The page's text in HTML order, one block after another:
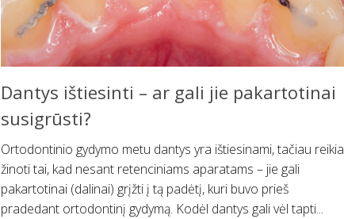
Dantys ištiesinti – ar gali jie pakartotinai
susigrūsti?
Ortodontinio gydymo metu dantys yra ištiesinami, tačiau reikia
žinoti tai, kad nesant retenciniams aparatams – jie gali
pakartotinai (dalinai) grįžti į tą padėtį, kuri buvo prieš
pradedant ortodontinį gydymą. Kodėl dantys gali vėl tapti...